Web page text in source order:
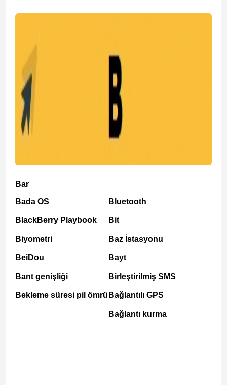
Bar
Bada OS
BlackBerry Playbook
Biyometri
BeiDou
Bant genişliği
Bekleme süresi pil ömrü
Bluetooth
Bit
Baz İstasyonu
Bayt
Birleştirilmiş SMS
Bağlantılı GPS
Bağlantı kurma